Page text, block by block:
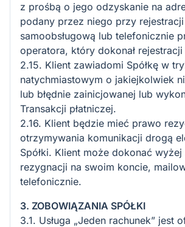
z prośbą o jego odzyskanie na
podany przez niego przy
samoobsługową lub telefonicznie
operatora, który dokonał rejestracji
2.15. Klient zawiadomi Spółkę w
natychmiastowym o jakiejkolwiek
lub błędnie zainicjowanej lub
Transakcji płatniczej.
2.16. Klient będzie mieć prawo
otrzymywania komunikacji drogą
Spółki. Klient może dokonać
rezygnacji na swoim koncie,
telefonicznie.
3. ZOBOWIĄZANIA SPÓŁKI
3.1. Usługa „Jeden rachunek” jest